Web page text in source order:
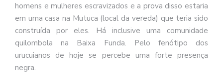
homens e mulheres escravizados e a prova disso estaria
em uma casa na Mutuca (local da vereda) que teria sido
construída por eles. Há inclusive uma comunidade
quilombola na Baixa Funda. Pelo fenótipo dos
urucuianos de hoje se percebe uma forte presença
negra.